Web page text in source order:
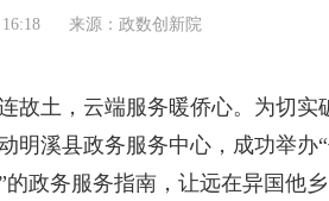
来源：政数创新院
土，云端服务暖侨心。为切实
明溪县政务服务中心，成功举办
的政务服务指南，让远在异国他